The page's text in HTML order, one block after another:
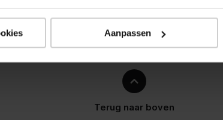
Aanpassen
Terug naar boven